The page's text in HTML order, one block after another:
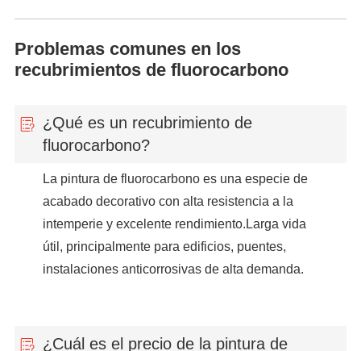
Problemas comunes en los
recubrimientos de fluorocarbono
¿Qué es un recubrimiento de
fluorocarbono?
La pintura de fluorocarbono es una especie de
acabado decorativo con alta resistencia a la
intemperie y excelente rendimiento.Larga vida
útil, principalmente para edificios, puentes,
instalaciones anticorrosivas de alta demanda.
¿Cuál es el precio de la pintura de